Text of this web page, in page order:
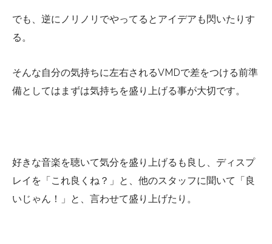
でも、逆にノリノリでやってるとアイデアも閃いたりす
る。
そんな自分の気持ちに左右されるVMDで差をつける前準
備としてはまずは気持ちを盛り上げる事が大切です。
好きな音楽を聴いて気分を盛り上げるも良し、ディスプ
レイを「これ良くね？」と、他のスタッフに聞いて「良
いじゃん！」と、言わせて盛り上げたり。